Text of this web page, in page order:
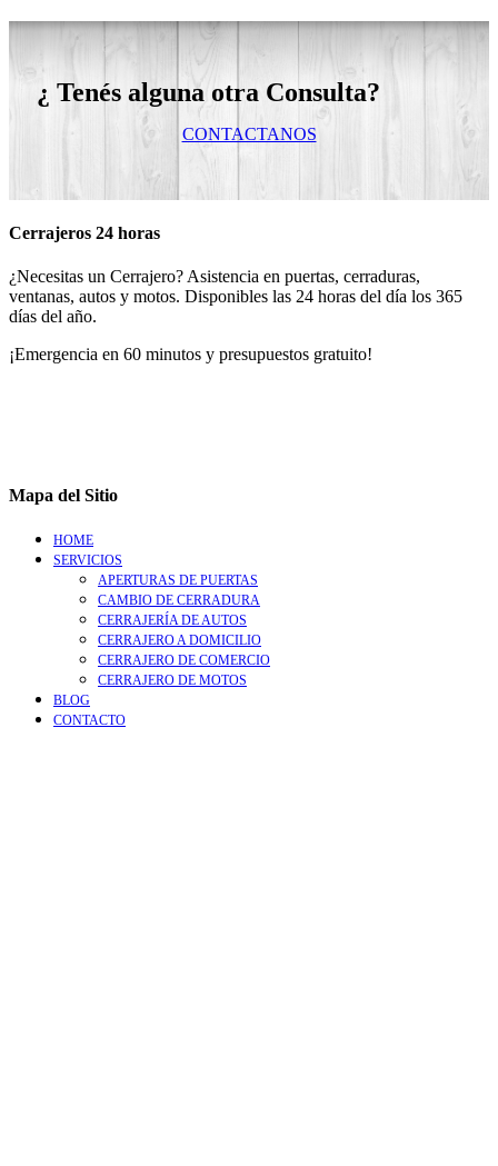
¿ Tenés alguna otra Consulta?
CONTACTANOS
Cerrajeros 24 horas
¿Necesitas un Cerrajero? Asistencia en puertas, cerraduras,
ventanas, autos y motos. Disponibles las 24 horas del día los 365
días del año.
¡Emergencia en 60 minutos y presupuestos gratuito!
Mapa del Sitio
HOME
SERVICIOS
APERTURAS DE PUERTAS
CAMBIO DE CERRADURA
CERRAJERÍA DE AUTOS
CERRAJERO A DOMICILIO
CERRAJERO DE COMERCIO
CERRAJERO DE MOTOS
BLOG
CONTACTO